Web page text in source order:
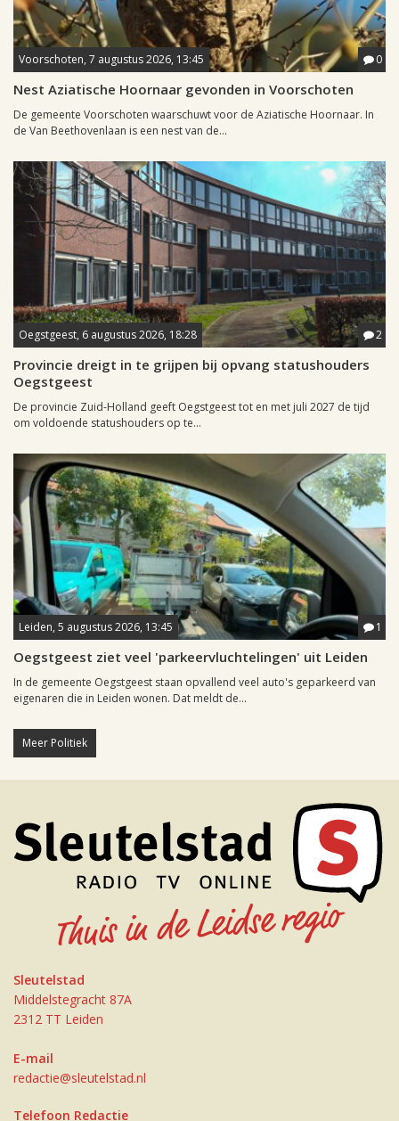
Voorschoten, 7 augustus 2026, 13:45 0
Nest Aziatische Hoornaar gevonden in Voorschoten
De gemeente Voorschoten waarschuwt voor de Aziatische Hoornaar. In
de Van Beethovenlaan is een nest van de...
Oegstgeest, 6 augustus 2026, 18:28 2
Provincie dreigt in te grijpen bij opvang statushouders
Oegstgeest
De provincie Zuid-Holland geeft Oegstgeest tot en met juli 2027 de tijd
om voldoende statushouders op te...
Leiden, 5 augustus 2026, 13:45 1
Oegstgeest ziet veel 'parkeervluchtelingen' uit Leiden
In de gemeente Oegstgeest staan opvallend veel auto's geparkeerd van
eigenaren die in Leiden wonen. Dat meldt de...
Meer Politiek
Sleutelstad
Middelstegracht 87A
2312 TT Leiden
E-mail
redactie@sleutelstad.nl
Telefoon Redactie